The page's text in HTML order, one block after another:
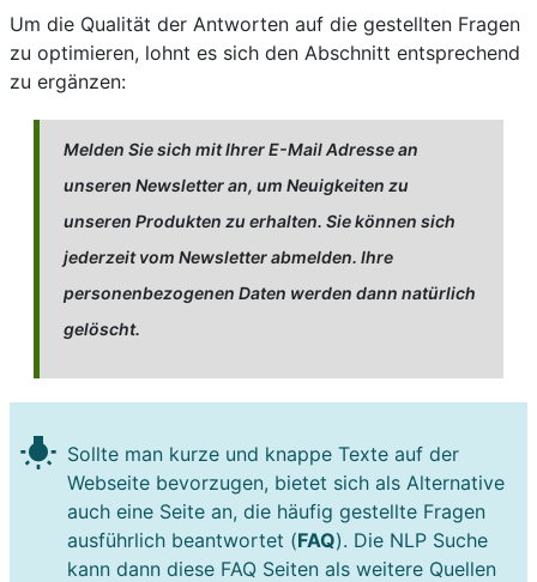
Um die Qualität der Antworten auf die gestellten Fragen
zu optimieren, lohnt es sich den Abschnitt entsprechend
zu ergänzen:
Melden Sie sich mit Ihrer E-Mail Adresse an
unseren Newsletter an, um Neuigkeiten zu
unseren Produkten zu erhalten. Sie können sich
jederzeit vom Newsletter abmelden. Ihre
personenbezogenen Daten werden dann natürlich
gelöscht.
wb_incandescent Sollte man kurze und knappe Texte auf der
Webseite bevorzugen, bietet sich als Alternative
auch eine Seite an, die häufig gestellte Fragen
ausführlich beantwortet (FAQ). Die NLP Suche
kann dann diese FAQ Seiten als weitere Quellen